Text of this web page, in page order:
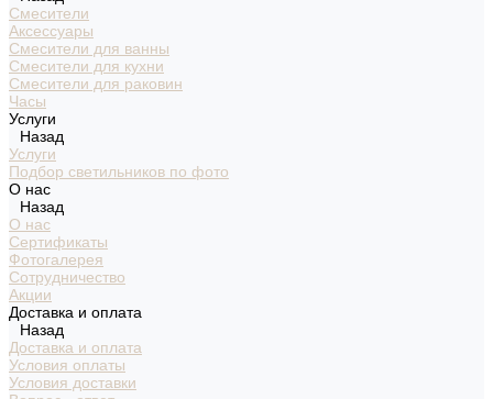
Смесители
Аксессуары
Смесители для ванны
Смесители для кухни
Смесители для раковин
Часы
Услуги
Назад
Услуги
Подбор светильников по фото
О нас
Назад
О нас
Сертификаты
Фотогалерея
Сотрудничество
Акции
Доставка и оплата
Назад
Доставка и оплата
Условия оплаты
Условия доставки